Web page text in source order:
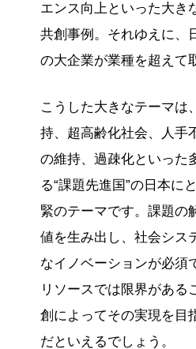
エンス向上といった大き
共創事例。それゆえに、
の大企業が業種を超えて
こうした大きなテーマは
持、超高齢化社会、人手
の維持、過疎化といった
る“課題先進国”の日本に
緊のテーマです。課題の
値を生み出し、社会シス
なイノベーションが必須
リソースでは限界がある
創によってその実現を目
だといえるでしょう。